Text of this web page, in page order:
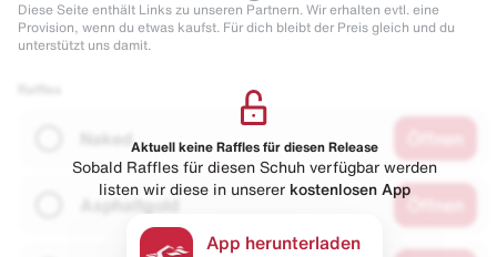
Diese Seite enthält Links zu unseren Partnern. Wir erhalten evtl. eine
Provision, wenn du etwas kaufst. Für dich bleibt der Preis gleich und du
unterstützt uns damit.
Naked
Asphaltgold
Aktuell keine Raffles für diesen Release
Sobald Raffles für diesen Schuh verfügbar werden
listen wir diese in unserer kostenlosen App
App herunterladen